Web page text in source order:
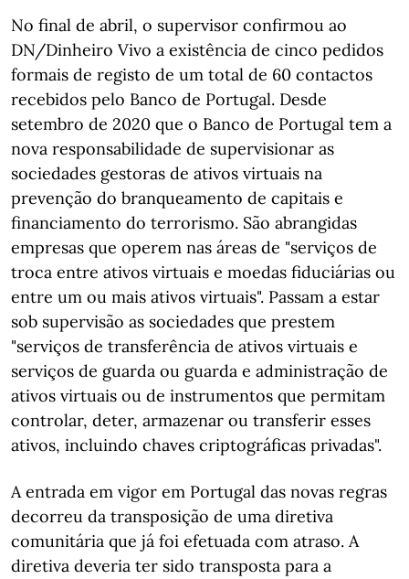
No final de abril, o supervisor confirmou ao
DN/Dinheiro Vivo a existência de cinco pedidos
formais de registo de um total de 60 contactos
recebidos pelo Banco de Portugal. Desde
setembro de 2020 que o Banco de Portugal tem a
nova responsabilidade de supervisionar as
sociedades gestoras de ativos virtuais na
prevenção do branqueamento de capitais e
financiamento do terrorismo. São abrangidas
empresas que operem nas áreas de "serviços de
troca entre ativos virtuais e moedas fiduciárias ou
entre um ou mais ativos virtuais". Passam a estar
sob supervisão as sociedades que prestem
"serviços de transferência de ativos virtuais e
serviços de guarda ou guarda e administração de
ativos virtuais ou de instrumentos que permitam
controlar, deter, armazenar ou transferir esses
ativos, incluindo chaves criptográficas privadas".
A entrada em vigor em Portugal das novas regras
decorreu da transposição de uma diretiva
comunitária que já foi efetuada com atraso. A
diretiva deveria ter sido transposta para a